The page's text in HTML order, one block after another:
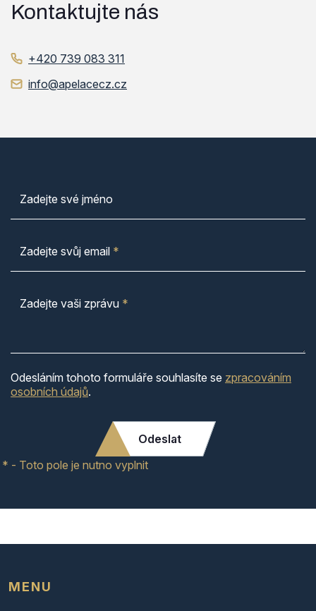
Zadejte své jméno
Zadejte svůj email *
Zadejte vaši zprávu *
Odesláním tohoto formuláře souhlasíte se zpracováním
osobních údajů.
* - Toto pole je nutno vyplnit
Odeslat
Kontaktujte nás
+420 739 083 311
info@apelacecz.cz
MENU